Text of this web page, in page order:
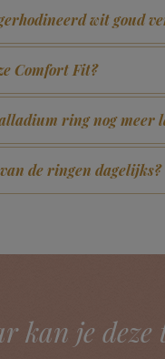
wit goud
Comfort Fit?
ring nog meer
de ringen dagelijks?
kan je